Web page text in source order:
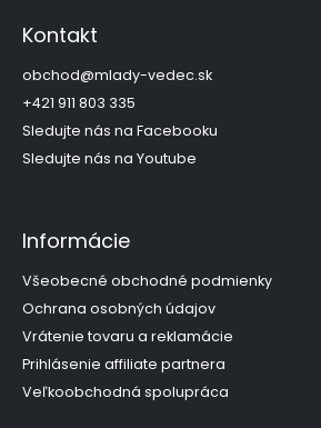
Kontakt
obchod@mlady-vedec.sk
+421 911 803 335
Sledujte nás na Facebooku
Sledujte nás na Youtube
Informácie
Všeobecné obchodné podmienky
Ochrana osobných údajov
Vrátenie tovaru a reklamácie
Prihlásenie affiliate partnera
Veľkoobchodná spolupráca